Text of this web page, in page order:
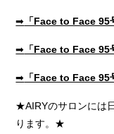
➡ 「Face to Face 95
➡ 「Face to Face 95
➡ 「Face to Face 95
★AIRYのサロンには
ります。★